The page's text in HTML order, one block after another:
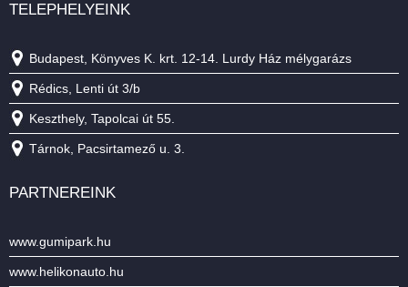
TELEPHELYEINK
Budapest, Könyves K. krt. 12-14. Lurdy Ház mélygarázs
Rédics, Lenti út 3/b
Keszthely, Tapolcai út 55.
Tárnok, Pacsirtamező u. 3.
PARTNEREINK
www.gumipark.hu
www.helikonauto.hu